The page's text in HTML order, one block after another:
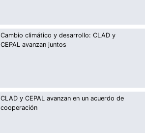
Cambio climático y desarrollo: CLAD y
CEPAL avanzan juntos
CLAD y CEPAL avanzan en un acuerdo de
cooperación